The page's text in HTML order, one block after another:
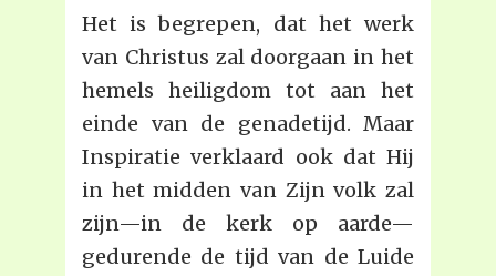
Het is begrepen, dat het werk
van Christus zal doorgaan in het
hemels heiligdom tot aan het
einde van de genadetijd. Maar
Inspiratie verklaard ook dat Hij
in het midden van Zijn volk zal
zijn—in de kerk op aarde—
gedurende de tijd van de Luide